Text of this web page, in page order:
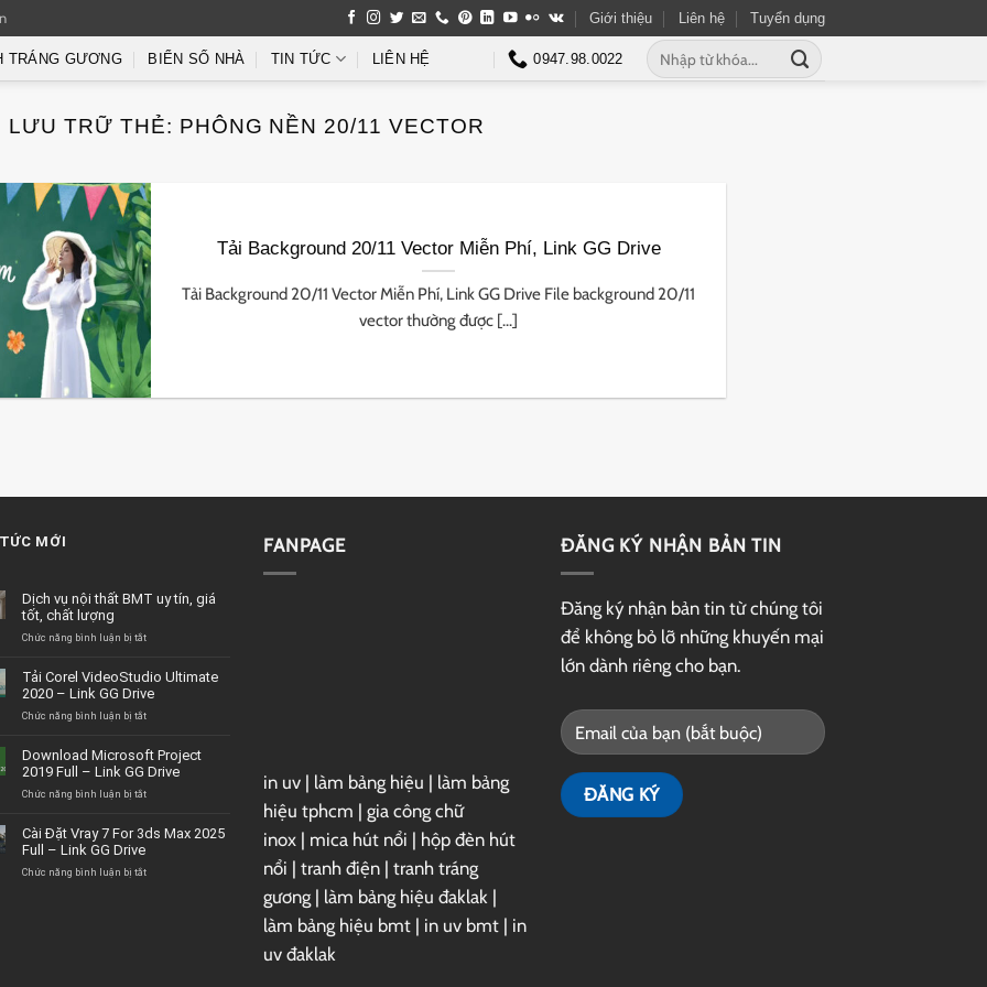
Giới thiệu Liên hệ Tuyển dụng
TRÁNG GƯƠNG BIỂN SỐ NHÀ TIN TỨC LIÊN HỆ 0947.98.0022
Tìm
kiếm:
LƯU TRỮ THẺ: PHÔNG NỀN 20/11 VECTOR
Tải Background 20/11 Vector Miễn Phí, Link GG Drive
Tải Background 20/11 Vector Miễn Phí, Link GG Drive File background 20/11
vector thường được [...]
MỚI
Dịch vụ nội thất BMT uy tín, giá
tốt, chất lượng
Chức năng bình luận bị tắtở
nội
thất
BMT
giá
tốt,
chất
Tải Corel VideoStudio Ultimate
2020 – Link GG Drive
Chức năng bình luận bị tắtở
VideoStudio
Ultimate
2020
GG
Download Microsoft Project
2019 Full – Link GG Drive
Chức năng bình luận bị tắtở
Project
Full
Cài Đặt Vray 7 For 3ds Max 2025
Full – Link GG Drive
Chức năng bình luận bị tắtở
FANPAGE
in uv | làm bảng hiệu | làm bảng
hiệu tphcm | gia công chữ
inox | mica hút nổi | hộp đèn hút
nổi | tranh điện | tranh tráng
gương | làm bảng hiệu đaklak |
làm bảng hiệu bmt | in uv bmt | in
uv đaklak
ĐĂNG KÝ NHẬN BẢN TIN
Đăng ký nhận bản tin từ chúng tôi
để không bỏ lỡ những khuyến mại
lớn dành riêng cho bạn.